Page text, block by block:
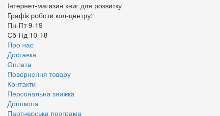
Інтернет-магазин книг для розвитку
Графік роботи кол-центру:
Пн-Пт 9-19
Сб-Нд 10-18
Про нас
Доставка
Оплата
Повернення товару
Контакти
Персональна знижка
Допомога
Партнерська програма